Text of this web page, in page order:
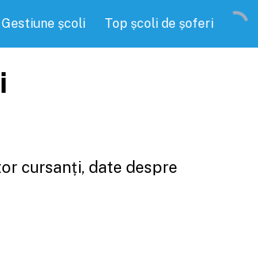
Gestiune școli Top școli de șoferi
cursanți, date despre